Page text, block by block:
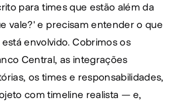
para times que estão além da
vale?' e precisam entender o que
envolvido. Cobrimos os
Central, as integrações
os times e responsabilidades,
com timeline realista — e,